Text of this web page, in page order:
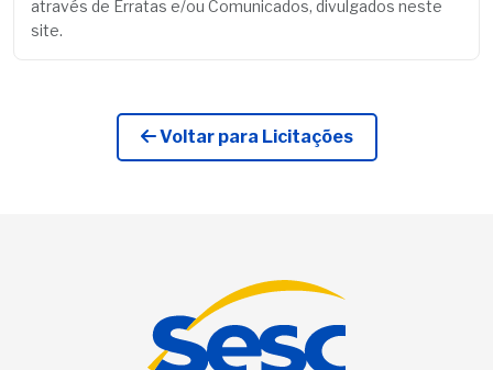
através de Erratas e/ou Comunicados, divulgados neste
site.
Voltar para Licitações